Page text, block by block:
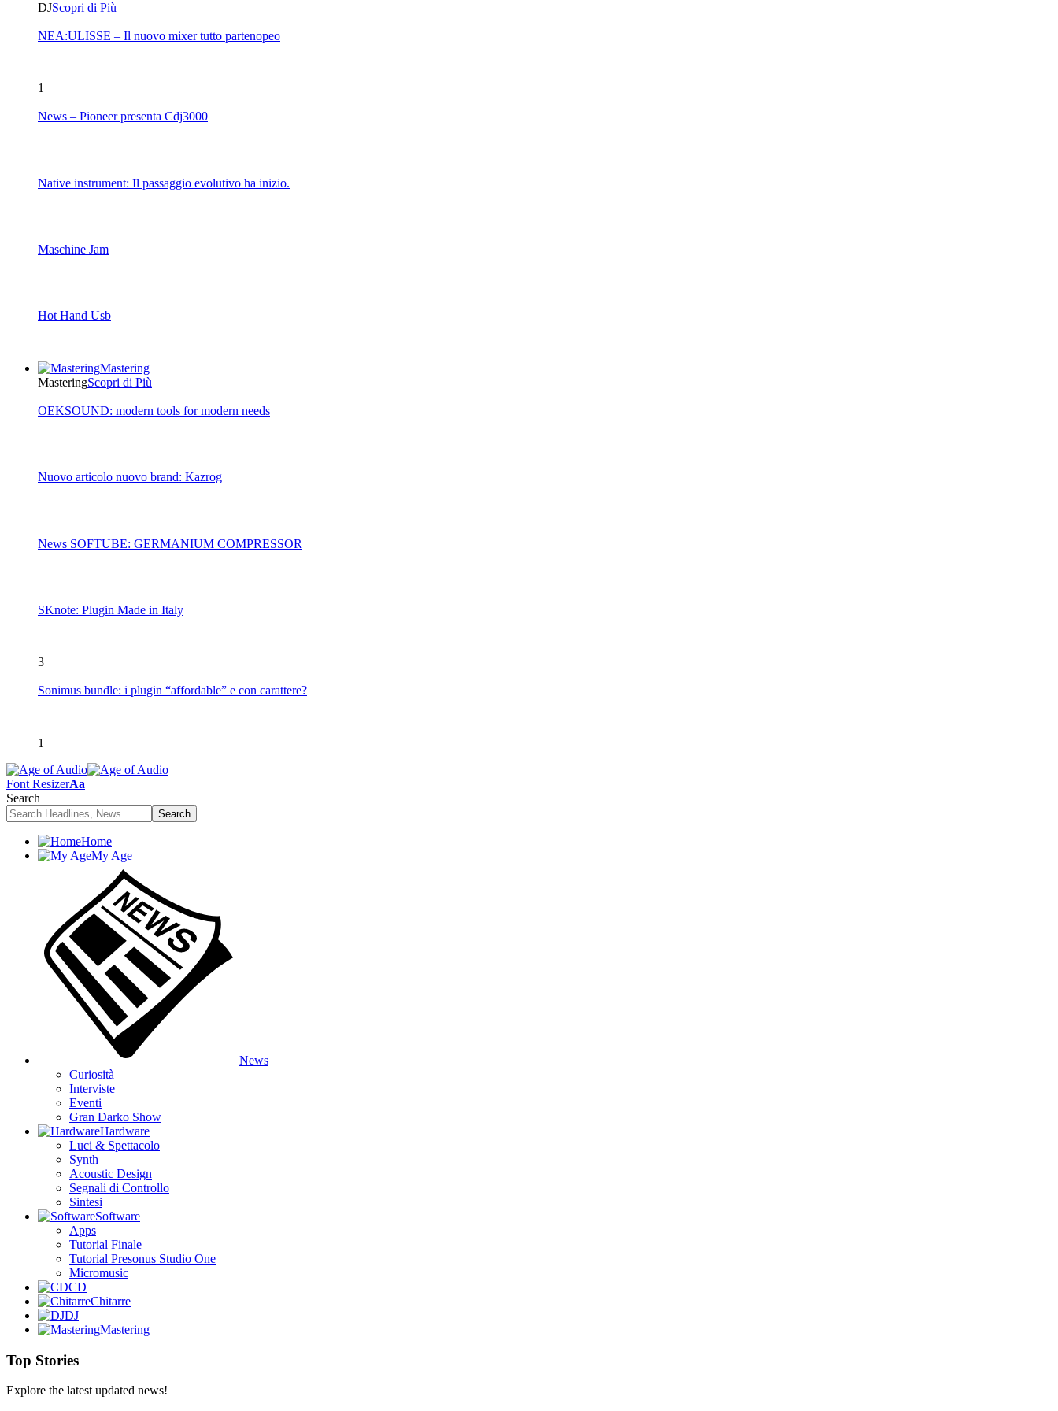
DJScopri di Più
NEA:ULISSE – Il nuovo mixer tutto partenopeo
1
News – Pioneer presenta Cdj3000
Native instrument: Il passaggio evolutivo ha inizio.
Maschine Jam
Hot Hand Usb
Mastering
MasteringScopri di Più
OEKSOUND: modern tools for modern needs
Nuovo articolo nuovo brand: Kazrog
News SOFTUBE: GERMANIUM COMPRESSOR
SKnote: Plugin Made in Italy
3
Sonimus bundle: i plugin “affordable” e con carattere?
1
Font ResizerAa
Search
Home
My Age
News
Curiosità
Interviste
Eventi
Gran Darko Show
Hardware
Luci & Spettacolo
Synth
Acoustic Design
Segnali di Controllo
Sintesi
Software
Apps
Tutorial Finale
Tutorial Presonus Studio One
Micromusic
CD
Chitarre
DJ
Mastering
Top Stories
Explore the latest updated news!